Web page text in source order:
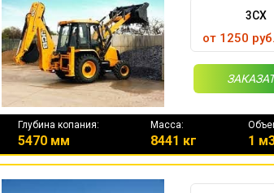
3CX
от 1250
Глубина копания:
5470 мм
Масса:
8441 кг 1